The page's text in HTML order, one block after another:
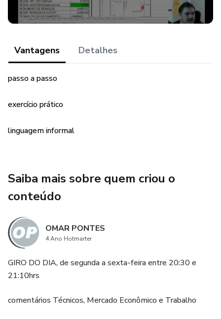
Vantagens Detalhes
passo a passo
exercício prático
linguagem informal
Saiba mais sobre quem criou o
conteúdo
OMAR PONTES
4 Ano Hotmarter
GIRO DO DIA, de segunda a sexta-feira entre 20:30 e
21:10hrs
comentários Técnicos, Mercado Econômico e Trabalho